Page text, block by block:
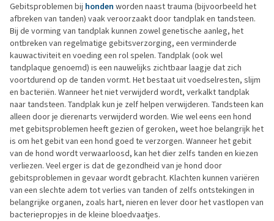
Gebitsproblemen bij honden worden naast trauma (bijvoorbeeld het
afbreken van tanden) vaak veroorzaakt door tandplak en tandsteen.
Bij de vorming van tandplak kunnen zowel genetische aanleg, het
ontbreken van regelmatige gebitsverzorging, een verminderde
kauwactiviteit en voeding een rol spelen. Tandplak (ook wel
tandplaque genoemd) is een nauwelijks zichtbaar laagje dat zich
voortdurend op de tanden vormt. Het bestaat uit voedselresten, slijm
en bacteriën. Wanneer het niet verwijderd wordt, verkalkt tandplak
naar tandsteen. Tandplak kun je zelf helpen verwijderen. Tandsteen kan
alleen door je dierenarts verwijderd worden. Wie wel eens een hond
met gebitsproblemen heeft gezien of geroken, weet hoe belangrijk het
is om het gebit van een hond goed te verzorgen. Wanneer het gebit
van de hond wordt verwaarloosd, kan het dier zelfs tanden en kiezen
verliezen. Veel erger is dat de gezondheid van je hond door
gebitsproblemen in gevaar wordt gebracht. Klachten kunnen variëren
van een slechte adem tot verlies van tanden of zelfs ontstekingen in
belangrijke organen, zoals hart, nieren en lever door het vastlopen van
bacteriepropjes in de kleine bloedvaatjes.